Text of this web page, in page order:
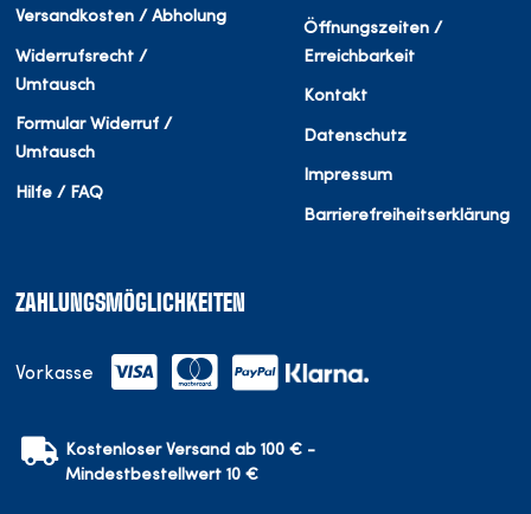
Versandkosten / Abholung
Widerrufsrecht /
Umtausch
Formular Widerruf /
Umtausch
Hilfe / FAQ
Öffnungszeiten /
Erreichbarkeit
Kontakt
Datenschutz
Impressum
Barrierefreiheitserklärung
ZAHLUNGSMÖGLICHKEITEN
Vorkasse
Kostenloser Versand ab 100 € -
Mindestbestellwert 10 €